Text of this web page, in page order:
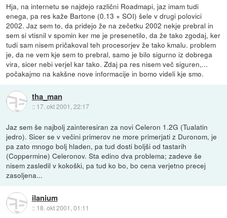
Hja, na internetu se najdejo različni Roadmapi, jaz imam tudi
enega, pa res kaže Bartone (0.13 + SOI) šele v drugi polovici
2002. Jaz sem to, da pridejo že na zečetku 2002 nekje prebral in
sem si vtisnil v spomin ker me je presenetilo, da že tako zgodaj, ker
tudi sam nisem pričakoval teh procesorjev že tako kmalu. problem
je, da ne vem kje sem to prebral, samo je bilo sigurno iz dobrega
vira, sicer nebi verjel kar tako. Zdaj pa res nisem več siguren,...
počakajmo na kakšne nove informacije in bomo videli kje smo.
tha_man
:: 17. okt 2001, 22:17
Jaz sem še najbolj zainteresiran za novi Celeron 1.2G (Tualatin
jedro). Sicer se v večini primerov ne more primerjati z Duronom, je
pa zato mnogo bolj hladen, pa tud dosti boljši od tastarih
(Coppermine) Celeronov. Sta edino dva problema; zadeve še
nisem zasledil v kokoški, pa tud ko bo, bo cena verjetno precej
zasoljena...
ilanium
:: 18. okt 2001, 01:11